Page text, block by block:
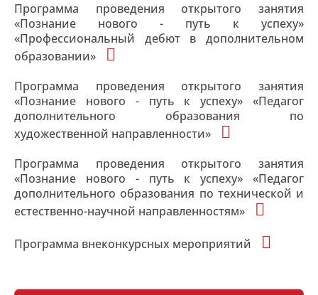
Программа проведения открытого занятия
«Познание нового - путь к успеху»
«Профессиональный дебют в дополнительном
образовании»
Программа проведения открытого занятия
«Познание нового - путь к успеху» «Педагог
дополнительного образования по
художественной направленности»
Программа проведения открытого занятия
«Познание нового - путь к успеху» «Педагог
дополнительного образования по технической и
естественно-научной направленностям»
Программа внеконкурсных мероприятий